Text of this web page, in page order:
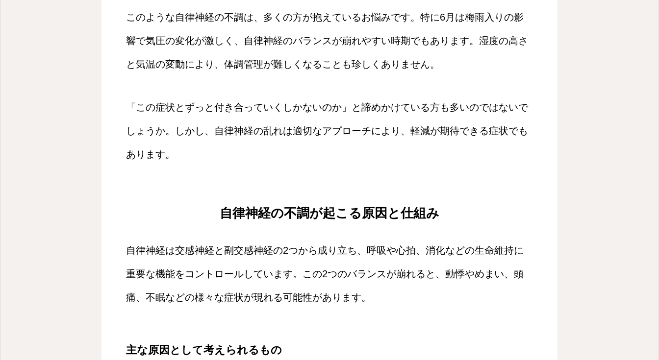
このような自律神経の不調は、多くの方が抱えているお悩みです。特に6月は梅雨入りの影
響で気圧の変化が激しく、自律神経のバランスが崩れやすい時期でもあります。湿度の高さ
と気温の変動により、体調管理が難しくなることも珍しくありません。
「この症状とずっと付き合っていくしかないのか」と諦めかけている方も多いのではないで
しょうか。しかし、自律神経の乱れは適切なアプローチにより、軽減が期待できる症状でも
あります。
自律神経の不調が起こる原因と仕組み
自律神経は交感神経と副交感神経の2つから成り立ち、呼吸や心拍、消化などの生命維持に
重要な機能をコントロールしています。この2つのバランスが崩れると、動悸やめまい、頭
痛、不眠などの様々な症状が現れる可能性があります。
主な原因として考えられるもの